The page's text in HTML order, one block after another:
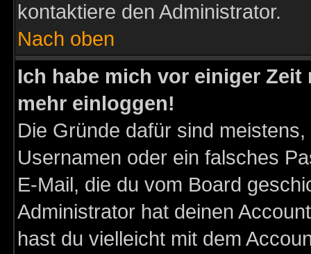
kontaktiere den Administrator.
Nach oben
Ich habe mich vor einiger
mehr einloggen!
Die Gründe dafür sind
Usernamen oder ein falsches
E-Mail, die du vom Board
Administrator hat deinen
hast du vielleicht mit dem